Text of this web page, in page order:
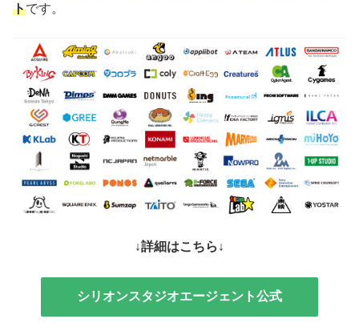
トです。
↓詳細はこちら↓
シリオンスタジオエージェント公式